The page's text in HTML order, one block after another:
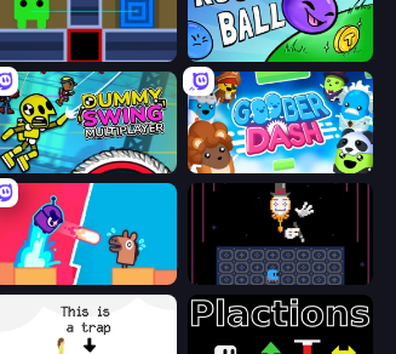
Teleport Jumper Rough Ball
Crazy Dummy Swing Multiplayer Goober Dash
Boom Slingers ReBoom Just One Boss